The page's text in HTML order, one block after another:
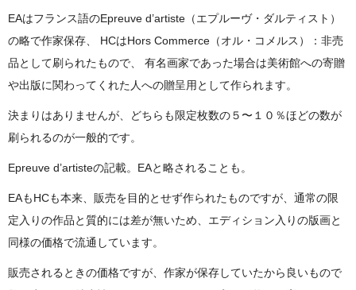
EAはフランス語のEpreuve d’artiste（エプルーヴ・ダルティスト）
の略で作家保存、 HCはHors Commerce（オル・コメルス）：非売
品として刷られたもので、 有名画家であった場合は美術館への寄贈
や出版に関わってくれた人への贈呈用として作られます。
決まりはありませんが、どちらも限定枚数の５〜１０％ほどの数が
刷られるのが一般的です。
Epreuve d’artisteの記載。EAと略されることも。
EAもHCも本来、販売を目的とせず作られたものですが、通常の限
定入りの作品と質的には差が無いため、エディション入りの版画と
同様の価格で流通しています。
販売されるときの価格ですが、作家が保存していたから良いもので